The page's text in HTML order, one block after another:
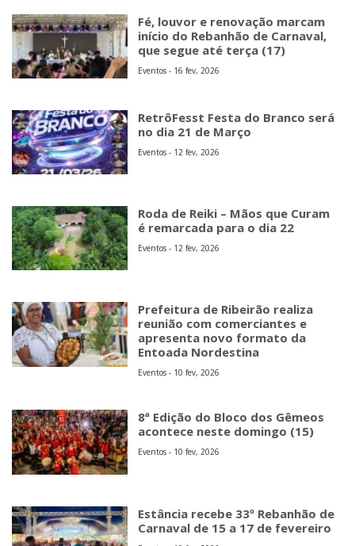
Fé, louvor e renovação marcam
início do Rebanhão de Carnaval,
que segue até terça (17)
Eventos - 16 fev, 2026
RetrôFesst Festa do Branco será
no dia 21 de Março
Eventos - 12 fev, 2026
Roda de Reiki – Mãos que Curam
é remarcada para o dia 22
Eventos - 12 fev, 2026
Prefeitura de Ribeirão realiza
reunião com comerciantes e
apresenta novo formato da
Entoada Nordestina
Eventos - 10 fev, 2026
8ª Edição do Bloco dos Gêmeos
acontece neste domingo (15)
Eventos - 10 fev, 2026
Estância recebe 33º Rebanhão de
Carnaval de 15 a 17 de fevereiro